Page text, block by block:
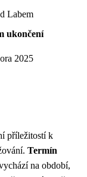
Labem
ukončení
2025
příležitostí k
Termín
na období,